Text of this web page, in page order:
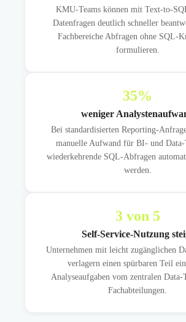
KMU-Teams können mit Text-to-
Datenfragen deutlich schneller
Fachbereiche Abfragen ohne SQL-
formulieren.
35%
weniger
Bei standardisierten Reporting-
manuelle Aufwand für BI- und Data-
wiederkehrende SQL-Abfragen
werden.
3von 5
Self-Service-Nutzung
Unternehmen mit leicht zugänglichen
verlagern einen spürbaren Teil
Analyseaufgaben vom zentralen Data-
Fachabteilungen.